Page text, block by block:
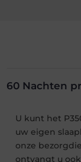
60 Nachten
U kunt het
uw eigen
onze
ontvangt u ook